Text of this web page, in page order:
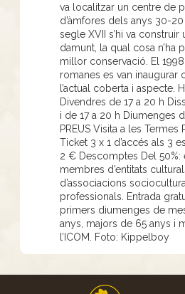
va localitzar un centre de
d’àmfores dels anys 30-20
segle XVII s’hi va construir
damunt, la qual cosa n’ha
millor conservació. El
romanes es van inaugurar
l’actual coberta i aspecte.
Divendres de 17 a 20 h
i de 17 a 20 h Diumenges
PREUS Visita a les Termes
Ticket 3 x 1 d’accés als 3
2 € Descomptes Del 50%:
membres d’entitats
d’associacions
professionals. Entrada
primers diumenges de
anys, majors de 65 anys i
l’ICOM. Foto: Kippelboy